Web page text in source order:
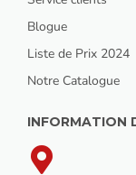
Blogue
Liste de Prix 2024
Notre Catalogue
INFORMATION